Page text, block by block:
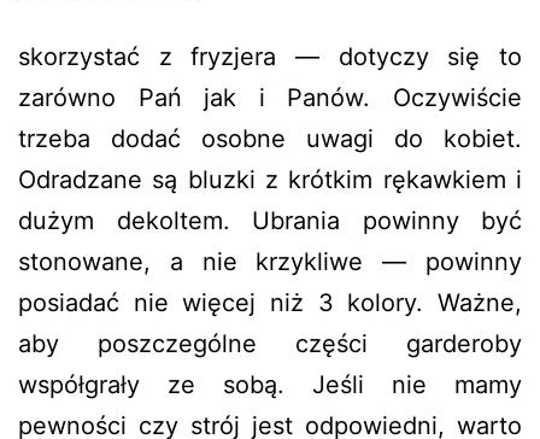
skorzystać z fryzjera — dotyczy się to
zarówno Pań jak i Panów. Oczywiście
trzeba dodać osobne uwagi do kobiet.
Odradzane są bluzki z krótkim rękawkiem i
dużym dekoltem. Ubrania powinny być
stonowane, a nie krzykliwe — powinny
posiadać nie więcej niż 3 kolory. Ważne,
aby poszczególne części garderoby
współgrały ze sobą. Jeśli nie mamy
pewności czy strój jest odpowiedni, warto